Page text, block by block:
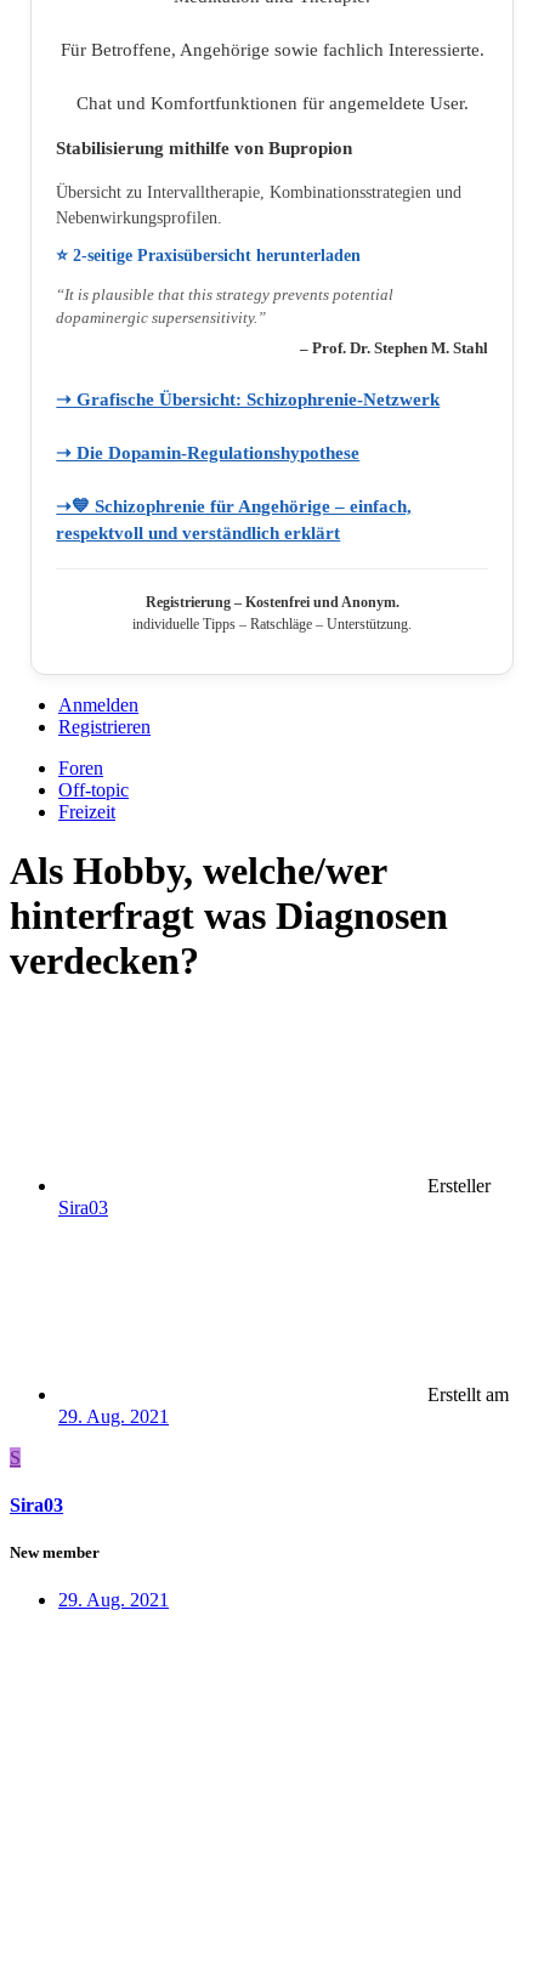
Für Betroffene, Angehörige sowie fachlich Interessierte.
Chat und Komfortfunktionen für angemeldete User.
Stabilisierung mithilfe von Bupropion
Übersicht zu Intervalltherapie, Kombinationsstrategien und
Nebenwirkungsprofilen.
⭐ 2‑seitige Praxisübersicht herunterladen
“It is plausible that this strategy prevents potential
dopaminergic supersensitivity.”
– Prof. Dr. Stephen M. Stahl
➝ Grafische Übersicht: Schizophrenie‑Netzwerk
➝ Die Dopamin‑Regulationshypothese
➝💙 Schizophrenie für Angehörige – einfach,
respektvoll und verständlich erklärt
Registrierung – Kostenfrei und Anonym.
individuelle Tipps – Ratschläge – Unterstützung.
Anmelden
Registrieren
Foren
Off-topic
Freizeit
Als Hobby, welche/wer
hinterfragt was Diagnosen
verdecken?
Ersteller
Sira03
Erstellt am
29. Aug. 2021
S
Sira03
New member
29. Aug. 2021